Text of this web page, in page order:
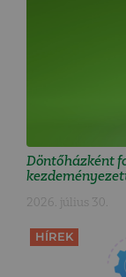
Döntőházként
2026. július 30.
HÍREK